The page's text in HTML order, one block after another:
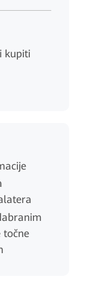
kupiti
točne